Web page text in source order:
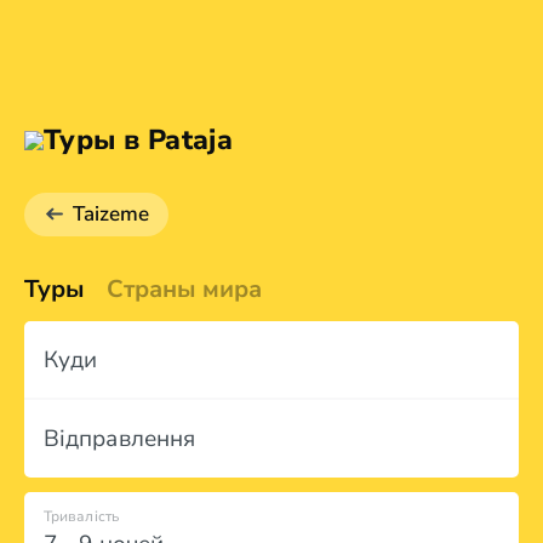
Туры в Pataja
Taizeme
Туры Страны мира
Куди
Відправлення
Тривалість